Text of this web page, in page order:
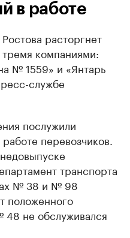
в работе
расторгнет
компаниями:
№ 1559» и «Янтарь
службе
послужили
перевозчиков.
транспорта
№ 38 и № 98
положенного
не обслуживался